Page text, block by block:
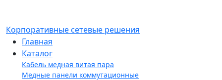
Корпоративные сетевые решения
Главная
Каталог
Кабель медная витая пара
Медные панели коммутационные